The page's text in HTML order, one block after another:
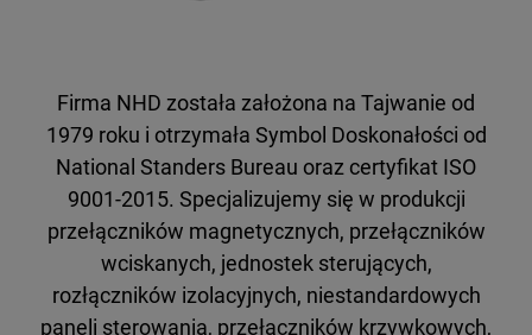
Firma NHD została założona na Tajwanie od
1979 roku i otrzymała Symbol Doskonałości od
National Standers Bureau oraz certyfikat ISO
9001-2015. Specjalizujemy się w produkcji
przełączników magnetycznych, przełączników
wciskanych, jednostek sterujących,
rozłączników izolacyjnych, niestandardowych
paneli sterowania, przełączników krzywkowych,